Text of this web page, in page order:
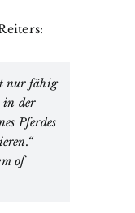
nur fähig
in der
Pferdes
of